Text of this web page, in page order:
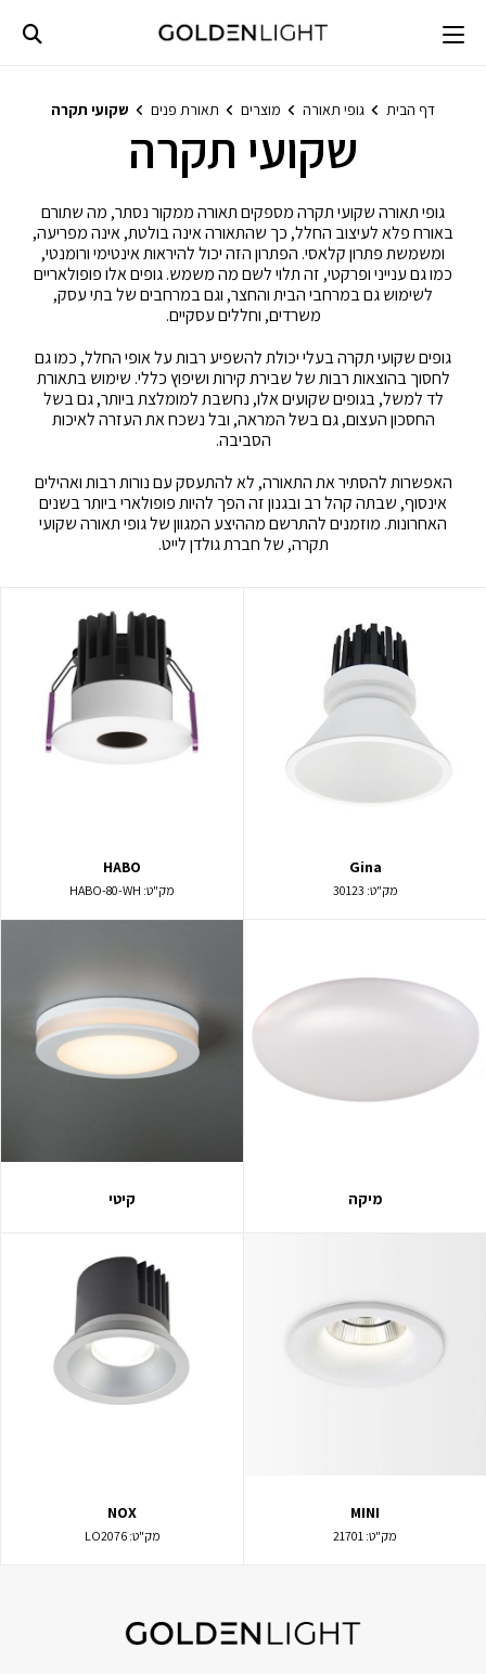
content
דף הבית גופי תאורה מוצרים תאורת פנים שקועי תקרה
שקועי תקרה
גופי תאורה שקועי תקרה מספקים תאורה ממקור נסתר, מה שתורם
באורח פלא לעיצוב החלל, כך שהתאורה אינה בולטת, אינה מפריעה,
ומשמשת פתרון קלאסי. הפתרון הזה יכול להיראות אינטימי ורומנטי,
כמו גם ענייני ופרקטי, זה תלוי לשם מה משמש. גופים אלו פופולאריים
לשימוש גם במרחבי הבית והחצר, וגם במרחבים של בתי עסק,
משרדים, וחללים עסקיים.
גופים שקועי תקרה בעלי יכולת להשפיע רבות על אופי החלל, כמו גם
לחסוך בהוצאות רבות של שבירת קירות ושיפוץ כללי. שימוש בתאורת
לד למשל, בגופים שקועים אלו, נחשבת למומלצת ביותר, גם בשל
החסכון העצום, גם בשל המראה, ובל נשכח את העזרה לאיכות
הסביבה.
האפשרות להסתיר את התאורה, לא להתעסק עם נורות רבות ואהילים
אינסוף, שבתה קהל רב ובגנון זה הפך להיות פופולארי ביותר בשנים
האחרונות. מוזמנים להתרשם מההיצע המגוון של גופי תאורה שקועי
תקרה, של חברת גולדן לייט.
Gina
מק"ט: 30123
HABO
מק"ט: HABO-80-WH
מיקה קיטי
MINI
מק"ט: 21701
NOX
מק"ט:LO2076